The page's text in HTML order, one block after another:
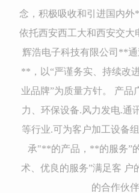
念，积极吸收和引进国内外
依托西安西工大和西安交
辉浩电子科技有限公司**通
**，以“严谨务实、持续改
业品牌”为质量方针。 产品
力、环保设备.风力发电.通
等行业.可为客户加工设备
承"**的产品，**的服务”
术、优良的服务”满足客 户
的合作伙